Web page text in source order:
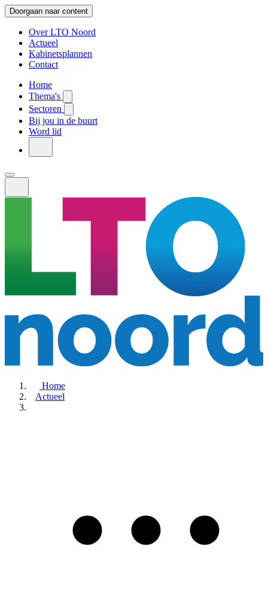
Doorgaan naar content
Over LTO Noord
Actueel
Kabinetsplannen
Contact
Home
Thema's
Sectoren
Bij jou in de buurt
Word lid
Home
Actueel